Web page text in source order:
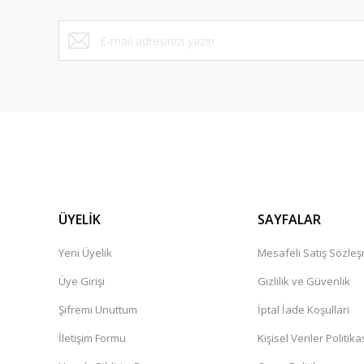
ÜYELİK
Yeni Üyelik
Üye Girişi
Şifremi Unuttum
İletişim Formu
SAYFALAR
Mesafeli Satış
Gizlilik ve Güvenlik
İptal İade Koşullari
Kişisel Veriler